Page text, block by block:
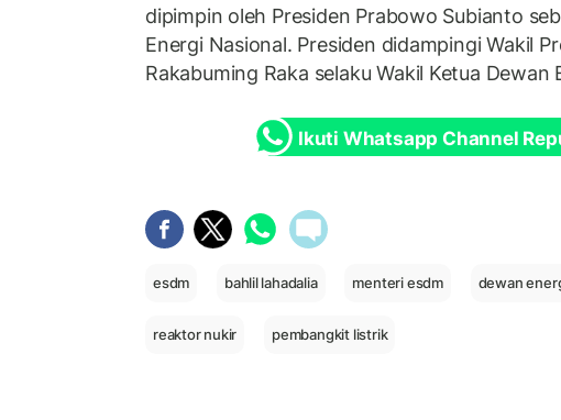
dipimpin oleh Presiden Prabowo Subianto
Energi Nasional. Presiden didampingi Wakil
Rakabuming Raka selaku Wakil Ketua Dewan
Ikuti Whatsapp Channel
esdm bahlil lahadalia menteri esdm dewan
reaktor nukir pembangkit listrik